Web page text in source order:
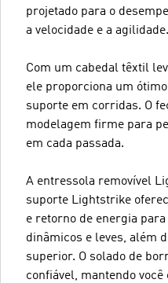
projetado para o
a velocidade e a agilidade.
Com um cabedal têxtil
ele proporciona um
suporte em corridas. O
modelagem firme para
em cada passada.
A entressola removível
suporte Lightstrike
e retorno de energia
dinâmicos e leves, além
superior. O solado de
confiável, mantendo